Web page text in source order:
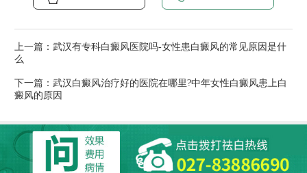
上一篇： 武汉有专科白癜风医院吗-女性患白癜风的常见原因是什
么
下一篇： 武汉白癜风治疗好的医院在哪里?中年女性白癜风患上白
癜风的原因